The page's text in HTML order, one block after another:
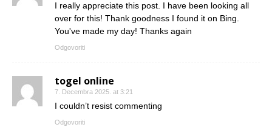
I really appreciate this post. I have been looking all
over for this! Thank goodness I found it on Bing.
You've made my day! Thanks again
Odgovoriti
togel online
7. Decembra 2025. at 3:21
I couldn’t resist commenting
Odgovoriti